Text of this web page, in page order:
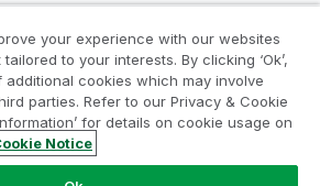
des produits
Conditions légales
Marques
your experience with our websites
to your interests. By clicking ‘Ok’,
cookies which may involve
parties. Refer to our Privacy & Cookie
for details on cookie usage on
Notice